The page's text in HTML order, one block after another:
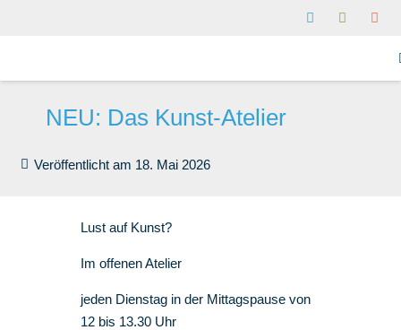
NEU: Das Kunst-Atelier
Veröffentlicht am 18. Mai 2026
Lust auf Kunst?
Im offenen Atelier
jeden Dienstag in der Mittagspause von
12 bis 13.30 Uhr